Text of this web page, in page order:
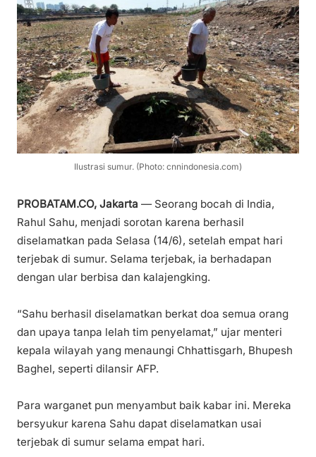
Ilustrasi sumur. (Photo: cnnindonesia.com)
PROBATAM.CO, Jakarta — Seorang bocah di India,
Rahul Sahu, menjadi sorotan karena berhasil
diselamatkan pada Selasa (14/6), setelah empat hari
terjebak di sumur. Selama terjebak, ia berhadapan
dengan ular berbisa dan kalajengking.
“Sahu berhasil diselamatkan berkat doa semua orang
dan upaya tanpa lelah tim penyelamat,” ujar menteri
kepala wilayah yang menaungi Chhattisgarh, Bhupesh
Baghel, seperti dilansir AFP.
Para warganet pun menyambut baik kabar ini. Mereka
bersyukur karena Sahu dapat diselamatkan usai
terjebak di sumur selama empat hari.